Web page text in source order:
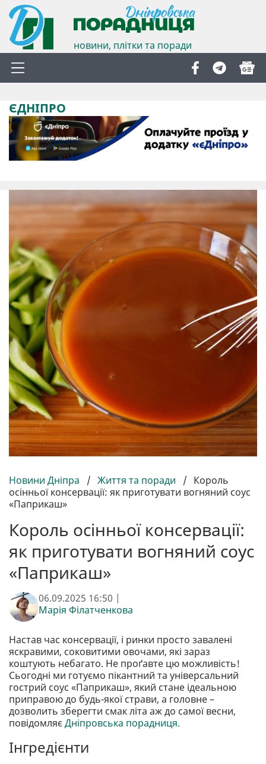
новини, плітки та поради
ЄДНІПРО
Новини Дніпра / Життя та поради / Король
осінньої консервації: як приготувати вогняний соус
«Паприкаш»
Король осінньої консервації:
як приготувати вогняний соус
«Паприкаш»
06.09.2025 16:50 |
Марія Філатченкова
Настав час консервації, і ринки просто завалені
яскравими, соковитими овочами, які зараз
коштують небагато. Не проґавте цю можливість!
Сьогодні ми готуємо пікантний та універсальний
гострий соус «Паприкаш», який стане ідеальною
приправою до будь-якої страви, а головне –
дозволить зберегти смак літа аж до самої весни,
повідомляєДніпровська порадниця.
Інгредієнти